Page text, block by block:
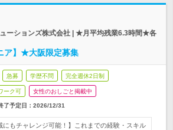
ーションズ株式会社 | ★月平均残業6.3時間★各
ア】★大阪限定募集
急募 学歴不問 完全週休2日制
ーク可 女性のおしごと掲載中
了予定日： 2026/12/31
にもチャレンジ可能！】これまでの経験・スキル